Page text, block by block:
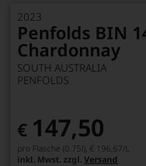
2023
Penfolds BIN
Chardonnay
SOUTH AUSTRALIA
PENFOLDS
€ 147,50
pro Flasche (0.75l), € 196,67/L
inkl. Mwst. zzgl. Versand